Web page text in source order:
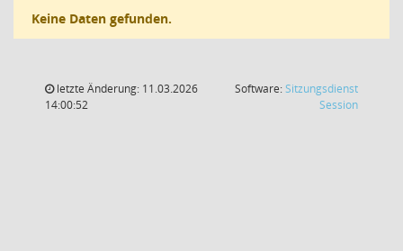
Keine Daten gefunden.
letzte Änderung: 11.03.2026
14:00:52
Software:Sitzungsdienst
Session(Wird in